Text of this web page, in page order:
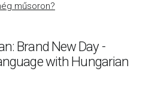
műsoron?
Brand New Day -
with Hungarian